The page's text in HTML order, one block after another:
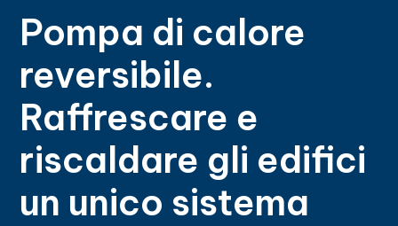
Pompa di calore
reversibile.
Raffrescare e
riscaldare gli edifici
un unico sistema